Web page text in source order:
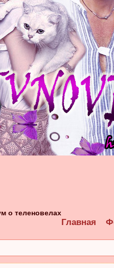
о теленовелах
Главная